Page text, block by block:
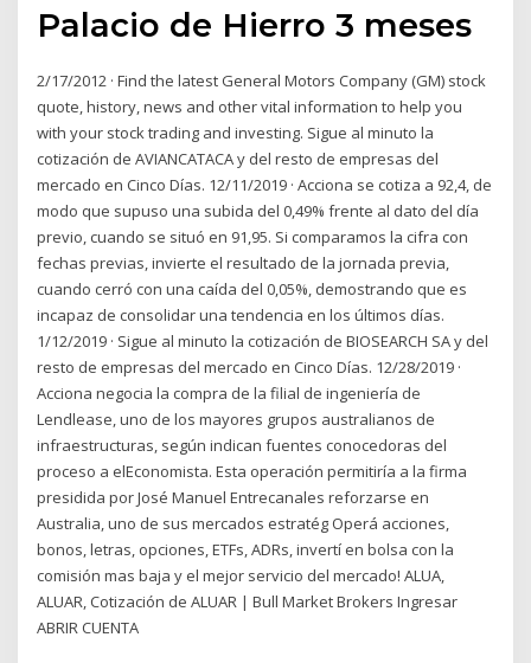
Palacio de Hierro 3 meses
2/17/2012 · Find the latest General Motors Company (GM) stock
quote, history, news and other vital information to help you
with your stock trading and investing. Sigue al minuto la
cotización de AVIANCATACA y del resto de empresas del
mercado en Cinco Días. 12/11/2019 · Acciona se cotiza a 92,4, de
modo que supuso una subida del 0,49% frente al dato del día
previo, cuando se situó en 91,95. Si comparamos la cifra con
fechas previas, invierte el resultado de la jornada previa,
cuando cerró con una caída del 0,05%, demostrando que es
incapaz de consolidar una tendencia en los últimos días.
1/12/2019 · Sigue al minuto la cotización de BIOSEARCH SA y del
resto de empresas del mercado en Cinco Días. 12/28/2019 ·
Acciona negocia la compra de la filial de ingeniería de
Lendlease, uno de los mayores grupos australianos de
infraestructuras, según indican fuentes conocedoras del
proceso a elEconomista. Esta operación permitiría a la firma
presidida por José Manuel Entrecanales reforzarse en
Australia, uno de sus mercados estratég Operá acciones,
bonos, letras, opciones, ETFs, ADRs, invertí en bolsa con la
comisión mas baja y el mejor servicio del mercado! ALUA,
ALUAR, Cotización de ALUAR | Bull Market Brokers Ingresar
ABRIR CUENTA